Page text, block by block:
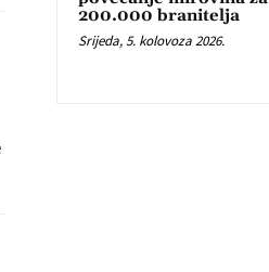
200.000 branitelja
Srijeda, 5. kolovoza 2026.